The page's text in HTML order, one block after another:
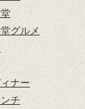
グルメ
ナー
チ